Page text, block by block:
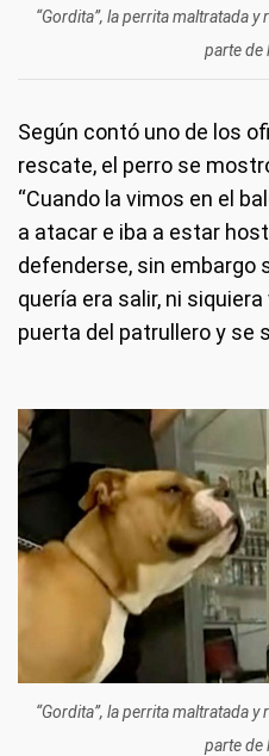
“Gordita”, la perrita maltratada
parte de
Según contó uno de los
rescate, el perro se
“Cuando la vimos en el
a atacar e iba a estar
defenderse, sin embargo
quería era salir, ni
puerta del patrullero y se
“Gordita”, la perrita maltratada
parte de